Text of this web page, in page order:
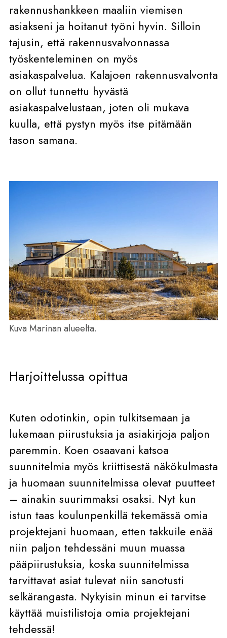
rakennushankkeen maaliin viemisen
asiakseni ja hoitanut työni hyvin. Silloin
tajusin, että rakennusvalvonnassa
työskenteleminen on myös
asiakaspalvelua. Kalajoen rakennusvalvonta
on ollut tunnettu hyvästä
asiakaspalvelustaan, joten oli mukava
kuulla, että pystyn myös itse pitämään
tason samana.
Kuva Marinan alueelta.
Harjoittelussa opittua
Kuten odotinkin, opin tulkitsemaan ja
lukemaan piirustuksia ja asiakirjoja paljon
paremmin. Koen osaavani katsoa
suunnitelmia myös kriittisestä näkökulmasta
ja huomaan suunnitelmissa olevat puutteet
– ainakin suurimmaksi osaksi. Nyt kun
istun taas koulunpenkillä tekemässä omia
projektejani huomaan, etten takkuile enää
niin paljon tehdessäni muun muassa
pääpiirustuksia, koska suunnitelmissa
tarvittavat asiat tulevat niin sanotusti
selkärangasta. Nykyisin minun ei tarvitse
käyttää muistilistoja omia projektejani
tehdessä!